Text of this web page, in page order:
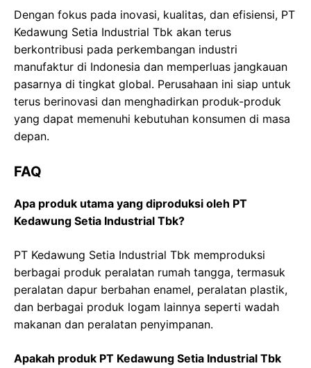
Dengan fokus pada inovasi, kualitas, dan efisiensi, PT
Kedawung Setia Industrial Tbk akan terus
berkontribusi pada perkembangan industri
manufaktur di Indonesia dan memperluas jangkauan
pasarnya di tingkat global. Perusahaan ini siap untuk
terus berinovasi dan menghadirkan produk-produk
yang dapat memenuhi kebutuhan konsumen di masa
depan.
FAQ
Apa produk utama yang diproduksi oleh PT
Kedawung Setia Industrial Tbk?
PT Kedawung Setia Industrial Tbk memproduksi
berbagai produk peralatan rumah tangga, termasuk
peralatan dapur berbahan enamel, peralatan plastik,
dan berbagai produk logam lainnya seperti wadah
makanan dan peralatan penyimpanan.
Apakah produk PT Kedawung Setia Industrial Tbk